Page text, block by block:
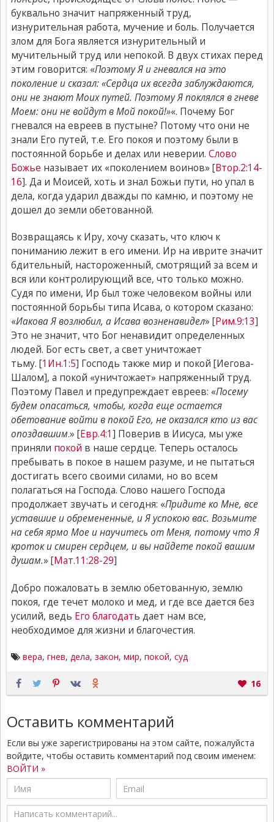
буквально значит напряженный труд,
изнурительная работа, мучение и боль. Получается
злом для Бога является изнурительный и
мучительный труд или непокой. В двух стихах перед
этим говорится: «Поэтому Я и гневался на это
поколение и сказал: «Сердца их всегда заблуждаются,
они не знают Моих путей. Поэтому Я поклялся в гневе
Моем: они не войдут в Мой покой!»«. Почему Бог
гневался на евреев в пустыне? Потому что они не
знали Его путей, т.е. Его покоя и поэтому были в
постоянной борьбе и делах или неверии. Слово
Божье называет их «поколением воинов» [Втор.2:14-
16]. Да и Моисей, хоть и знал Божьи пути, но упал в
дела, когда ударил дважды по камню, и поэтому не
дошел до земли обетованной.
Возвращаясь к Иру, хочу сказать, что ключ к
пониманию лежит в его имени. Ир на иврите значит
бдительный, настороженный, смотрящий за всем и
вся или контролирующий все, что только можно.
Судя по имени, Ир был тоже человеком войны или
постоянной борьбы типа Исава, о котором сказано:
«Иакова Я возлюбил, а Исава возненавидел» [Рим.9:13]
Это не значит, что Бог ненавидит определенных
людей. Бог есть свет, а свет уничтожает
тьму. [1Ин.1:5] Господь также мир и покой [Иегова-
Шалом], а покой «уничтожает» напряженный труд.
Поэтому Павел и предупреждает евреев: «Посему
будем опасаться, чтобы, когда еще остается
обетование войти в покой Его, не оказался кто из вас
опоздавшим.» [Евр.4:1] Поверив в Иисуса, мы уже
приняли покой в наше сердце. Теперь осталось
пребывать в покое в нашем разуме, и не пытаться
достигать всего своими силами, но во всем
полагаться на Господа. Слово нашего Господа
продолжает звучать и сегодня: «Придите ко Мне, все
уставшие и обремененные, и Я успокою вас. Возьмите
на себя ярмо Мое и научитесь от Меня, потому что Я
кроток и смирен сердцем, и вы найдете покой вашим
душам.» [Мат.11:28-29]
Добро пожаловать в землю обетованную, землю
покоя, где течет молоко и мед, и где все дается без
усилий, ведь Его благодать дает нам все,
необходимое для жизни и благочестия.
вера, гнев, дела, закон, мир, покой, суд
16
Оставить комментарий
Если вы уже зарегистрированы на этом сайте, пожалуйста
войдите, чтобы оставить комментарий под своим именем:
ВОЙТИ »